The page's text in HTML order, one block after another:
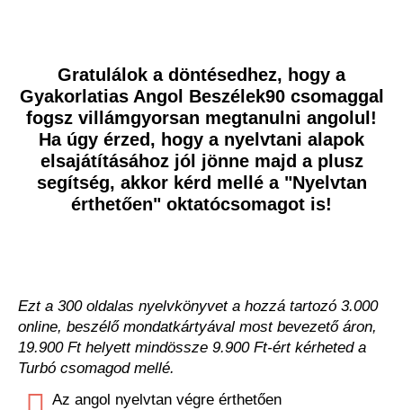
Gratulálok a döntésedhez, hogy a
Gyakorlatias Angol Beszélek90 csomaggal
fogsz villámgyorsan megtanulni angolul!
Ha úgy érzed, hogy a nyelvtani alapok
elsajátításához jól jönne majd a plusz
segítség, akkor kérd mellé a "Nyelvtan
érthetően" oktatócsomagot is!
Ezt a 300 oldalas nyelvkönyvet a hozzá tartozó 3.000
online, beszélő mondatkártyával most bevezető áron,
19.900 Ft helyett mindössze 9.900 Ft-ért kérheted a
Turbó csomagod mellé.
Az angol nyelvtan végre érthetően